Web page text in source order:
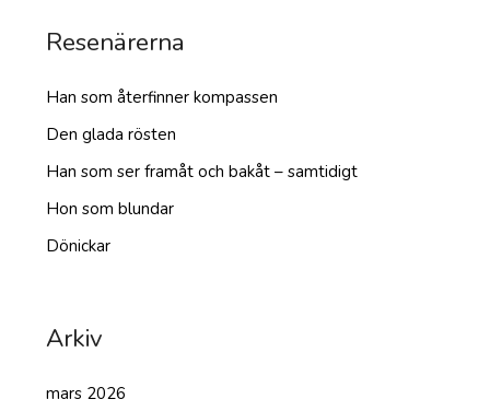
Resenärerna
Han som återfinner kompassen
Den glada rösten
Han som ser framåt och bakåt – samtidigt
Hon som blundar
Dönickar
Arkiv
mars 2026